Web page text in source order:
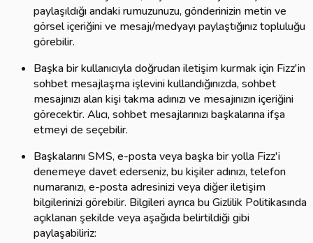
paylaşıldığı andaki rumuzunuzu, gönderinizin metin ve
görsel içeriğini ve mesajı/medyayı paylaştığınız topluluğu
görebilir.
Başka bir kullanıcıyla doğrudan iletişim kurmak için Fizz'in
sohbet mesajlaşma işlevini kullandığınızda, sohbet
mesajınızı alan kişi takma adınızı ve mesajınızın içeriğini
görecektir. Alıcı, sohbet mesajlarınızı başkalarına ifşa
etmeyi de seçebilir.
Başkalarını SMS, e-posta veya başka bir yolla Fizz'i
denemeye davet ederseniz, bu kişiler adınızı, telefon
numaranızı, e-posta adresinizi veya diğer iletişim
bilgilerinizi görebilir. Bilgileri ayrıca bu Gizlilik Politikasında
açıklanan şekilde veya aşağıda belirtildiği gibi
paylaşabiliriz: